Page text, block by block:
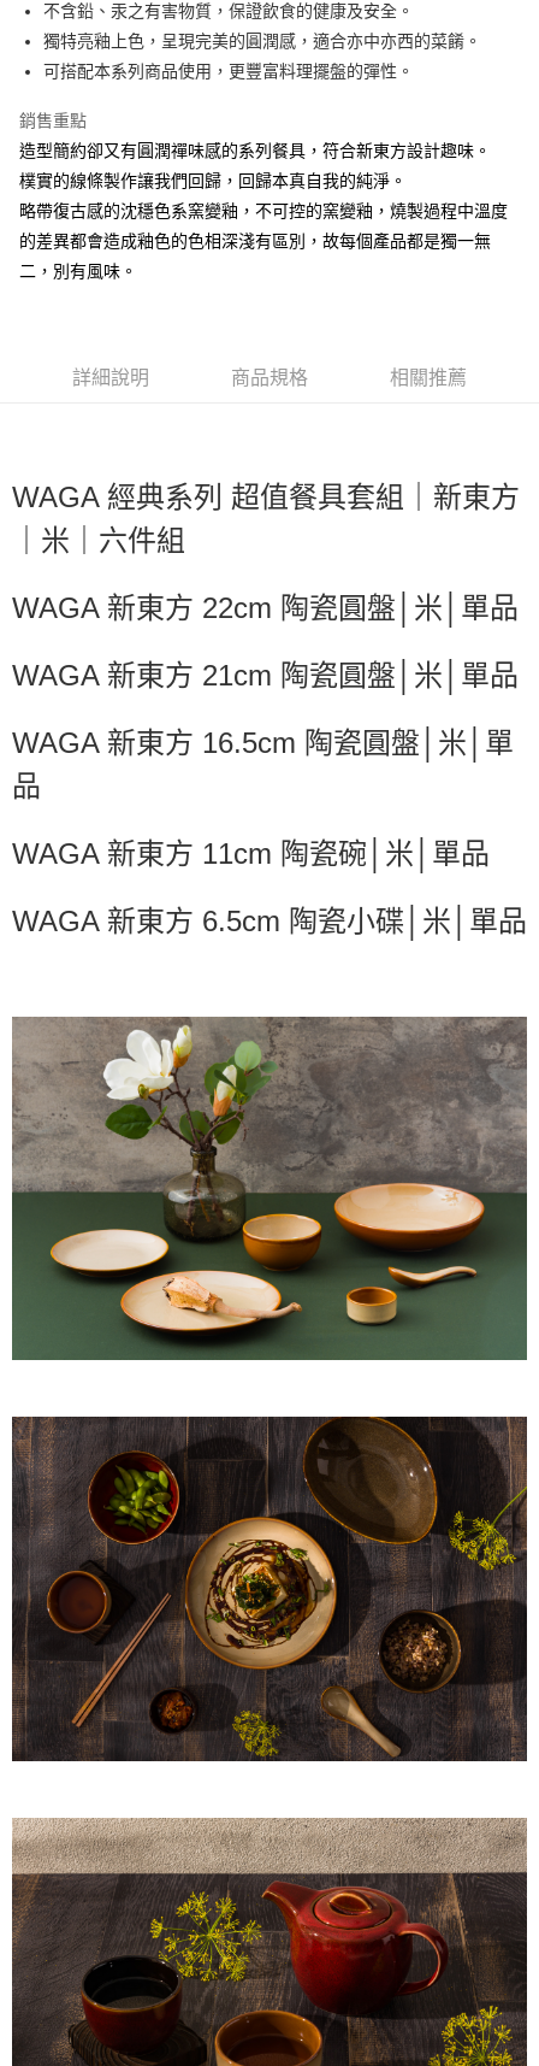
AFTEE先享後付
相關說明
AFTEE先享後付是「在收到商品之後才付款」的支付方式。 讓您購物簡單
便利好安心！
１．簡單：不需註冊會員、不需綁卡、不需儲值。
２．便利：只要手機號碼，簡訊認證，即可結帳。
３．安心：先確認商品／服務後，再付款。
【「AFTEE先享後付」結帳流程】
１．於結帳方式選擇「AFTEE先享後付」後，將跳轉至「AFTEE先享後付」
※ 請注意：結帳手續完成當下不需立刻繳費，但若您需要取消訂單，請聯絡
客戶支援中心」https://netprotections.freshdesk.com/support/home
【注意事項】
１．透過由恩沛科技股份有限公司提供之「AFTEE先享後付」服務完成之交
權轉讓予恩沛科技股份有限公司。
２．關於個人資料處理事宜，請瀏覽以下網址：
「AFTEE先享後付」，若未經同意申辦者引起之損失，本公司不負相關責
時審查核予不同之上限額度；若仍有額度不足之情形，本公司將視審查結果
５．嚴禁一人註冊多個帳號或使用他人資訊註冊。若發現惡意使用之情形，
ATM付款
全家取貨付款
每筆NT$60，滿NT$1,500(含以上)免運費
7-11取貨付款
不含鉛、汞之有害物質，保證飲食的健康及安全。
獨特亮釉上色，呈現完美的圓潤感，適合亦中亦西的菜餚。
可搭配本系列商品使用，更豐富料理擺盤的彈性。
銷售重點
造型簡約卻又有圓潤禪味感的系列餐具，符合新東方設計趣味。
樸實的線條製作讓我們回歸，回歸本真自我的純淨。
略帶復古感的沈穩色系窯變釉，不可控的窯變釉，燒製過程中溫度
的差異都會造成釉色的色相深淺有區別，故每個產品都是獨一無
二，別有風味。
詳細說明 商品規格 相關推薦
WAGA 經典系列 超值餐具套組｜新東方
｜米｜六件組
WAGA 新東方 22cm 陶瓷圓盤│米│單品
WAGA 新東方 21cm 陶瓷圓盤│米│單品
WAGA 新東方 16.5cm 陶瓷圓盤│米│單
品
WAGA 新東方 11cm 陶瓷碗│米│單品
WAGA 新東方 6.5cm 陶瓷小碟│米│單品